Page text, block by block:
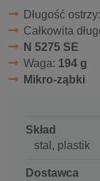
Długość ostrzy:
Całkowita
N 5275 SE
Waga: 194 g
Mikro-ząbki
Skład
stal, plastik
Dostawca